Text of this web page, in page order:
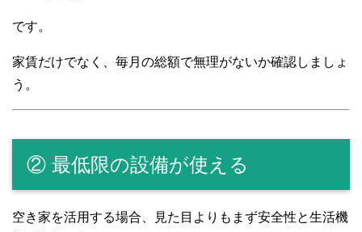
です。
家賃だけでなく、毎月の総額で無理がないか確認しましょ
う。
② 最低限の設備が使える
空き家を活用する場合、見た目よりもまず安全性と生活機